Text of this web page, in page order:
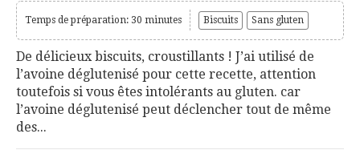
Temps de préparation: 30 minutes Biscuits Sans gluten
De délicieux biscuits, croustillants ! J’ai utilisé de
l’avoine déglutenisé pour cette recette, attention
toutefois si vous êtes intolérants au gluten. car
l’avoine déglutenisé peut déclencher tout de même
des...